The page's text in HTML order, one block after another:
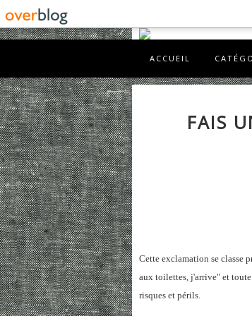
ACCUEIL
FAIS
Cette exclamation se classe
aux toilettes, j'arrive" et toute
risques et périls.